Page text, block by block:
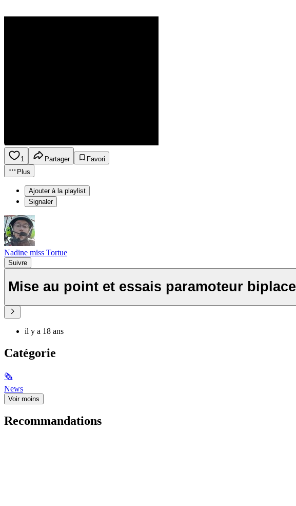
1 Partager
Favori
Plus
Ajouter à la playlist
Signaler
Nadine miss Tortue
Suivre
Mise au point et essais paramoteur biplace
il y a 18 ans
Catégorie
🗞
News
Voir moins
Recommandations